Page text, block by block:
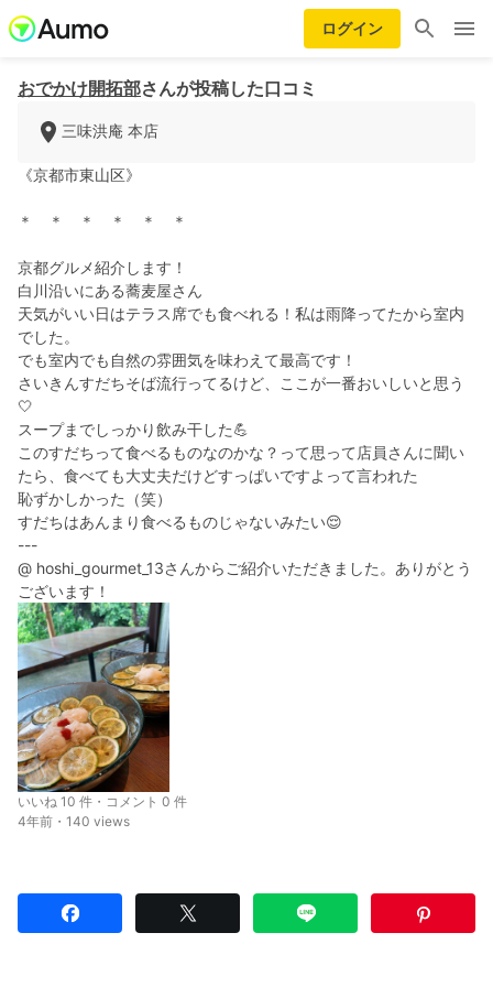
ログイン
おでかけ開拓部さんが投稿した口コミ
三味洪庵 本店
《京都市東山区》
＊ ＊ ＊ ＊ ＊ ＊
京都グルメ紹介します！
白川沿いにある蕎麦屋さん
天気がいい日はテラス席でも食べれる！私は雨降ってたから室内
でした。
でも室内でも自然の雰囲気を味わえて最高です！
さいきんすだちそば流行ってるけど、ここが一番おいしいと思う
🤍
スープまでしっかり飲み干した💪
このすだちって食べるものなのかな？って思って店員さんに聞い
たら、食べても大丈夫だけどすっぱいですよって言われた
恥ずかしかった（笑）
すだちはあんまり食べるものじゃないみたい😌
---
@ hoshi_gourmet_13さんからご紹介いただきました。ありがとう
ございます！
いいね 10 件・コメント 0 件
4年前・140 views